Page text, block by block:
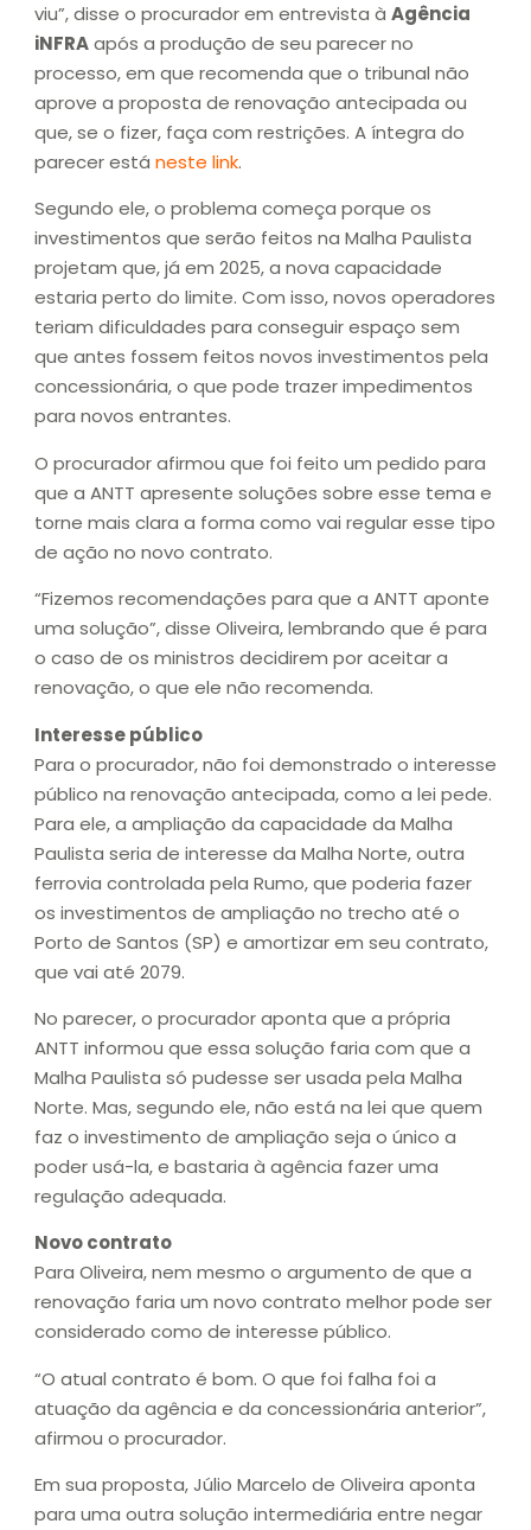
viu”, disse o procurador em entrevista à Agência
iNFRAapós a produção de seu parecer no
processo, em que recomenda que o tribunal não
aprove a proposta de renovação antecipada ou
que, se o fizer, faça com restrições. A íntegra do
parecer está neste link.
Segundo ele, o problema começa porque os
investimentos que serão feitos na Malha Paulista
projetam que, já em 2025, a nova capacidade
estaria perto do limite. Com isso, novos operadores
teriam dificuldades para conseguir espaço sem
que antes fossem feitos novos investimentos pela
concessionária, o que pode trazer impedimentos
para novos entrantes.
O procurador afirmou que foi feito um pedido para
que a ANTT apresente soluções sobre esse tema e
torne mais clara a forma como vai regular esse tipo
de ação no novo contrato.
“Fizemos recomendações para que a ANTT aponte
uma solução”, disse Oliveira, lembrando que é para
o caso de os ministros decidirem por aceitar a
renovação, o que ele não recomenda.
Interesse público
Para o procurador, não foi demonstrado o interesse
público na renovação antecipada, como a lei pede.
Para ele, a ampliação da capacidade da Malha
Paulista seria de interesse da Malha Norte, outra
ferrovia controlada pela Rumo, que poderia fazer
os investimentos de ampliação no trecho até o
Porto de Santos (SP) e amortizar em seu contrato,
que vai até 2079.
No parecer, o procurador aponta que a própria
ANTT informou que essa solução faria com que a
Malha Paulista só pudesse ser usada pela Malha
Norte. Mas, segundo ele, não está na lei que quem
faz o investimento de ampliação seja o único a
poder usá-la, e bastaria à agência fazer uma
regulação adequada.
Novo contrato
Para Oliveira, nem mesmo o argumento de que a
renovação faria um novo contrato melhor pode ser
considerado como de interesse público.
“O atual contrato é bom. O que foi falha foi a
atuação da agência e da concessionária anterior”,
afirmou o procurador.
Em sua proposta, Júlio Marcelo de Oliveira aponta
para uma outra solução intermediária entre negar